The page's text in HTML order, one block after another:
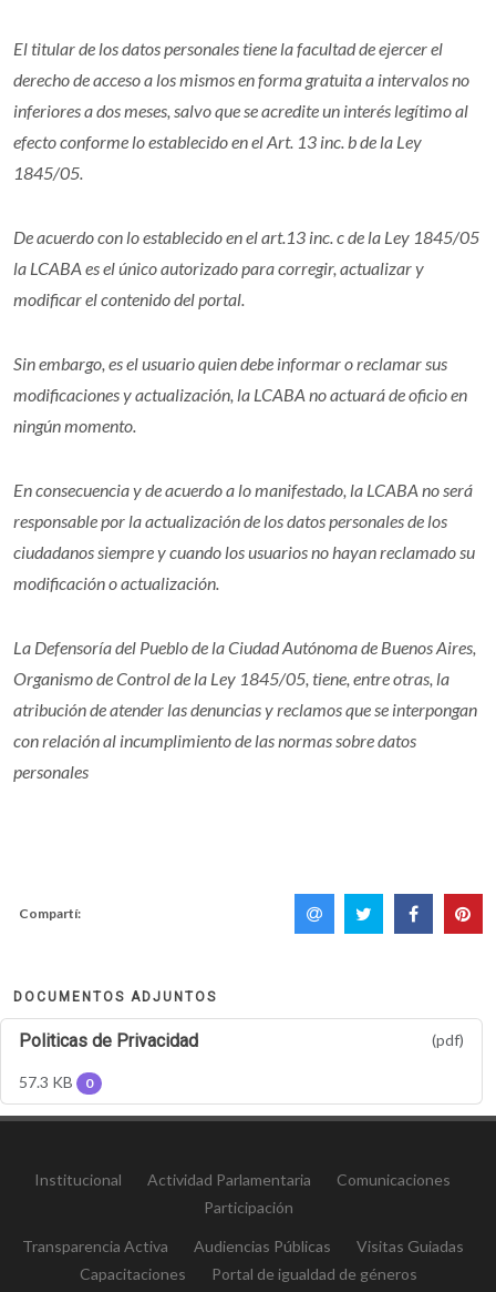
El titular de los datos personales tiene la facultad de ejercer el
derecho de acceso a los mismos en forma gratuita a intervalos no
inferiores a dos meses, salvo que se acredite un interés legítimo al
efecto conforme lo establecido en el Art. 13 inc. b de la Ley
1845/05.
De acuerdo con lo establecido en el art.13 inc. c de la Ley 1845/05
la LCABA es el único autorizado para corregir, actualizar y
modificar el contenido del portal.
Sin embargo, es el usuario quien debe informar o reclamar sus
modificaciones y actualización, la LCABA no actuará de oficio en
ningún momento.
En consecuencia y de acuerdo a lo manifestado, la LCABA no será
responsable por la actualización de los datos personales de los
ciudadanos siempre y cuando los usuarios no hayan reclamado su
modificación o actualización.
La Defensoría del Pueblo de la Ciudad Autónoma de Buenos Aires,
Organismo de Control de la Ley 1845/05, tiene, entre otras, la
atribución de atender las denuncias y reclamos que se interpongan
con relación al incumplimiento de las normas sobre datos
personales
Compartí:
DOCUMENTOS ADJUNTOS
Politicas de Privacidad (pdf)
57.3 KB 0
Institucional Actividad Parlamentaria
Comunicaciones
Participación
Transparencia Activa Audiencias Públicas
Visitas Guiadas
Capacitaciones
Portal de igualdad de géneros